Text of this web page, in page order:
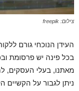
צילום: freepik
העידן הנוכחי גורם
בכל פינה יש פרסומת
מאתנו, בעלי העסקים,
ניתן לגבור על הקשיים